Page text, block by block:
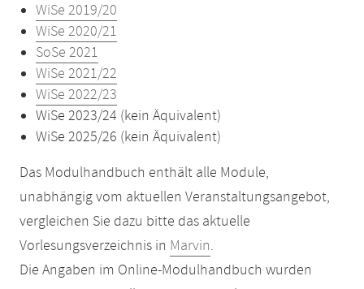
WiSe 2019/20
WiSe 2020/21
SoSe 2021
WiSe 2021/22
WiSe 2022/23
WiSe 2023/24 (kein Äquivalent)
WiSe 2025/26 (kein Äquivalent)
Das Modulhandbuch enthält alle Module,
unabhängig vom aktuellen Veranstaltungsangebot,
vergleichen Sie dazu bitte das aktuelle
Vorlesungsverzeichnis in Marvin.
Die Angaben im Online-Modulhandbuch wurden